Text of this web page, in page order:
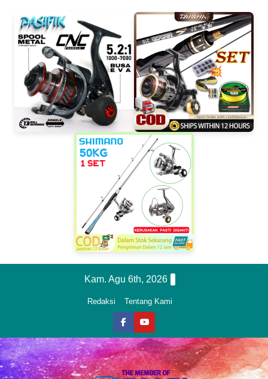
Kam. Agu 6th, 2026
Redaksi Tentang Kami